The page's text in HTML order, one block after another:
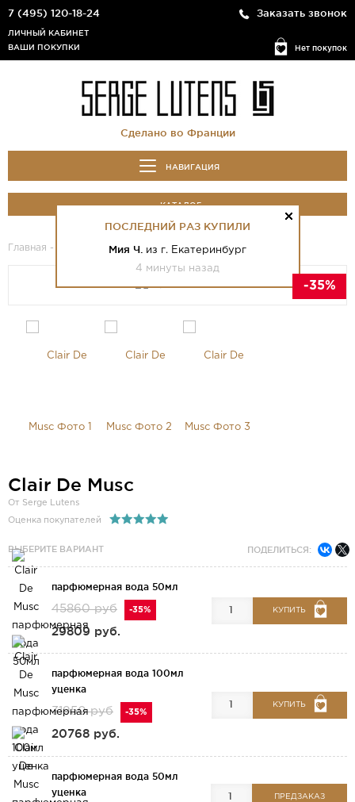
7 (495) 120-18-24 Заказать звонок
Нет покупок
ЛИЧНЫЙ КАБИНЕТ
ВАШИ ПОКУПКИ
Сделано во Франции
НАВИГАЦИЯ
КАТАЛОГ
Главная - - Clair De Musc
-35%
ПОСЛЕДНИЙ РАЗ КУПИЛИ
Mия Ч. из г. Екатеринбург
4 минуты назад
Clair De Musc
От Serge Lutens
Оценка покупателей
ВЫБЕРИТЕ ВАРИАНТ ПОДЕЛИТЬСЯ:
парфюмерная вода 50мл
45860 руб -35%
29809 руб.
КУПИТЬ
парфюмерная вода 100мл
уценка
31950 руб -35%
20768 руб.
КУПИТЬ
парфюмерная вода 50мл
уценка
ПРЕДЗАКАЗ